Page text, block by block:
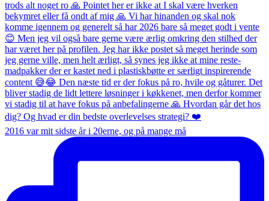
2016 var mit sidste år i 20erne, og på mange må